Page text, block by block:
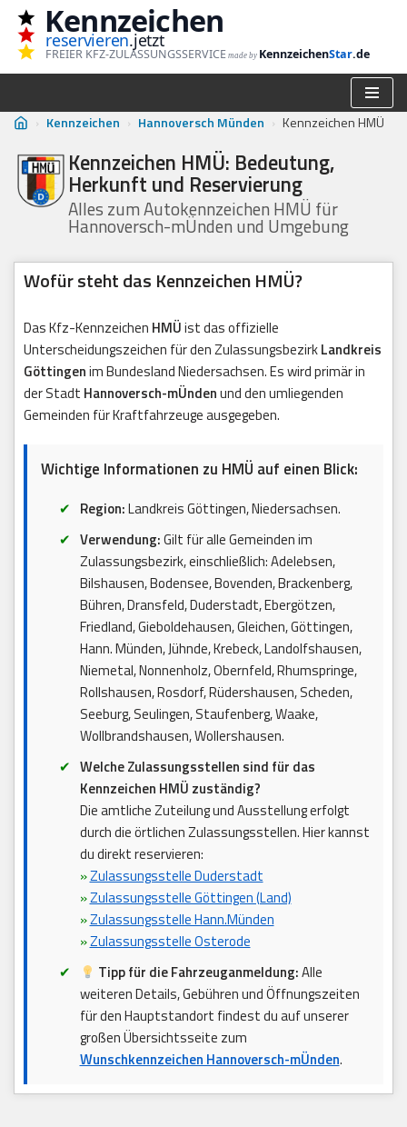
Zum
Inhalt
Kennzeichen
reservieren.jetzt
FREIER KFZ-ZULASSUNGSSERVICE made by KennzeichenStar.de
› Kennzeichen › Hannoversch Münden › Kennzeichen HMÜ
Kennzeichen HMÜ: Bedeutung,
Herkunft und Reservierung
Alles zum Autokennzeichen HMÜ für
Hannoversch-mÜnden und Umgebung
Wofür steht das Kennzeichen HMÜ?
Das Kfz-Kennzeichen HMÜist das offizielle
Unterscheidungszeichen für den ZulassungsbezirkLandkreis
Göttingenim Bundesland Niedersachsen. Es wird primär in
der Stadt Hannoversch-mÜndenund den umliegenden
Gemeinden für Kraftfahrzeuge ausgegeben.
Wichtige Informationen zu HMÜ auf einen Blick:
Region:Landkreis Göttingen, Niedersachsen.
Verwendung:Gilt für alle Gemeinden im
Zulassungsbezirk, einschließlich: Adelebsen,
Bilshausen, Bodensee, Bovenden, Brackenberg,
Bühren, Dransfeld, Duderstadt, Ebergötzen,
Friedland, Gieboldehausen, Gleichen, Göttingen,
Hann. Münden, Jühnde, Krebeck, Landolfshausen,
Niemetal, Nonnenholz, Obernfeld, Rhumspringe,
Rollshausen, Rosdorf, Rüdershausen, Scheden,
Seeburg, Seulingen, Staufenberg, Waake,
Wollbrandshausen, Wollershausen.
Welche Zulassungsstellen sind für das
Kennzeichen HMÜ zuständig?
Die amtliche Zuteilung und Ausstellung erfolgt
durch die örtlichen Zulassungsstellen. Hier kannst
du direkt reservieren:
»Zulassungsstelle Duderstadt
»Zulassungsstelle Göttingen (Land)
»Zulassungsstelle Hann.Münden
»Zulassungsstelle Osterode
Tipp für die Fahrzeuganmeldung:Alle
weiteren Details, Gebühren und Öffnungszeiten
für den Hauptstandort findest du auf unserer
großen Übersichtsseite zum
Wunschkennzeichen Hannoversch-mÜnden.